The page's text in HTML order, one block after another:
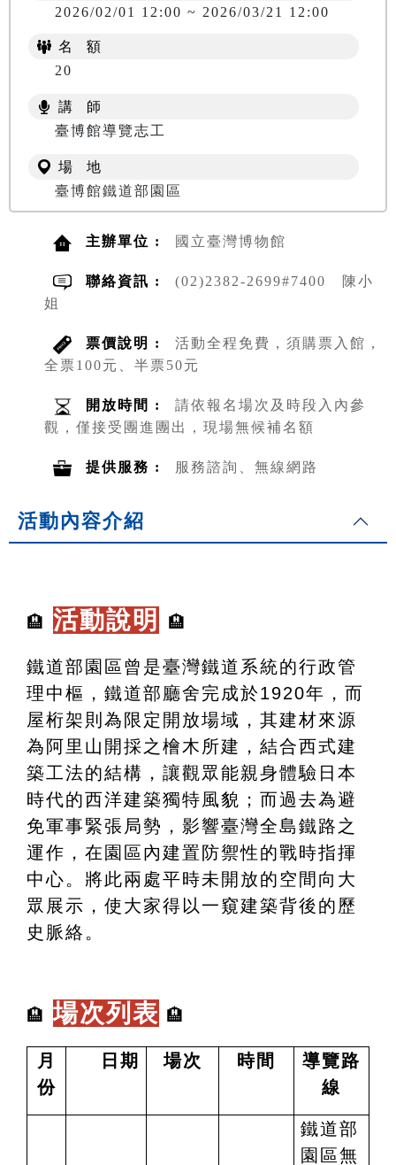
2026/02/01 12:00 ~ 2026/03/21 12:00
名 額
20
講 師
臺博館導覽志工
場 地
臺博館鐵道部園區
主辦單位 : 國立臺灣博物館
聯絡資訊 :
(02)2382-2699#7400 陳小
姐
票價說明 :
活動全程免費，須購票入館，
全票100元、半票50元
開放時間 :
請依報名場次及時段入內參
觀，僅接受團進團出，現場無候補名額
提供服務 : 服務諮詢、無線網路
活動內容介紹
🏨 活動說明 🏨
鐵道部園區曾是臺灣鐵道系統的行政管
理中樞，鐵道部廳舍完成於1920年，而
屋桁架則為限定開放場域，其建材來源
為阿里山開採之檜木所建，結合西式建
築工法的結構，讓觀眾能親身體驗日本
時代的西洋建築獨特風貌；而過去為避
免軍事緊張局勢，影響臺灣全島鐵路之
運作，在園區內建置防禦性的戰時指揮
中心。將此兩處平時未開放的空間向大
眾展示，使大家得以一窺建築背後的歷
史脈絡。
🏨 場次列表 🏨
月
份
日期 場次 時間
導覽路
線
鐵道部
園區無